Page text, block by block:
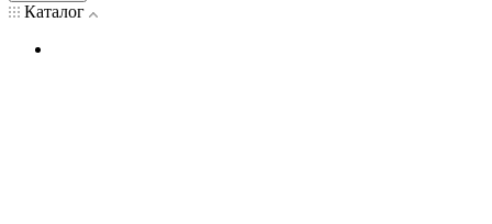
Каталог